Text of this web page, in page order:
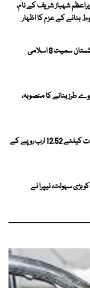
شہباز شریف کے نام،
بنانے کے عزم کا اظہار
غزہ میں اسرائیلی کارروائیوں پر پاکستان سمیت 8 اسلامی
طرز بنانے کا منصوبہ،
پنجاب حکومت نے بلدیاتی انتخابات کیلئے 12.52 ارب روپے کے
بڑی سہولت، نیپرا نے